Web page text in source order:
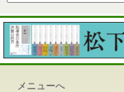
メニューへ